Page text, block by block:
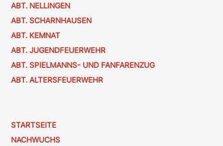
ABT. NELLINGEN
ABT. SCHARNHAUSEN
ABT. KEMNAT
ABT. JUGENDFEUERWEHR
ABT. SPIELMANNS- UND FANFARENZUG
ABT. ALTERSFEUERWEHR
STARTSEITE
NACHWUCHS